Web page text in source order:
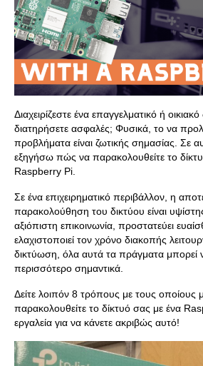
Διαχειρίζεστε ένα επαγγελματικό ή
διατηρήσετε ασφαλές; Φυσικά, το να
προβλήματα είναι ζωτικής σημασίας. Σε
εξηγήσω πώς να παρακολουθείτε το
Raspberry Pi.
Σε ένα επιχειρηματικό περιβάλλον, η
παρακολούθηση του δικτύου είναι
αξιόπιστη επικοινωνία, προστατεύει
ελαχιστοποιεί τον χρόνο διακοπής
δικτύωση, όλα αυτά τα πράγματα μπορεί
περισσότερο σημαντικά.
Δείτε λοιπόν 8 τρόπους με τους οποίους
παρακολουθείτε το δίκτυό σας με ένα
εργαλεία για να κάνετε ακριβώς αυτό!